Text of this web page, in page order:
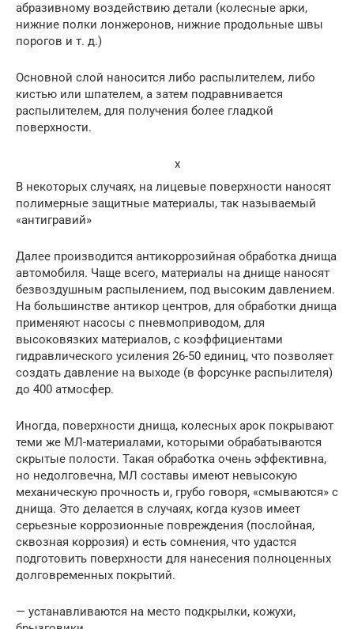
абразивному воздействию детали (колесные арки,
нижние полки лонжеронов, нижние продольные швы
порогов и т. д.)
Основной слой наносится либо распылителем, либо
кистью или шпателем, а затем подравнивается
распылителем, для получения более гладкой
поверхности.
x
В некоторых случаях, на лицевые поверхности наносят
полимерные защитные материалы, так называемый
«антигравий»
Далее производится антикоррозийная обработка днища
автомобиля. Чаще всего, материалы на днище наносят
безвоздушным распылением, под высоким давлением.
На большинстве антикор центров, для обработки днища
применяют насосы с пневмоприводом, для
высоковязких материалов, с коэффициентами
гидравлического усиления 26-50 единиц, что позволяет
создать давление на выходе (в форсунке распылителя)
до 400 атмосфер.
Иногда, поверхности днища, колесных арок покрывают
теми же МЛ-материалами, которыми обрабатываются
скрытые полости. Такая обработка очень эффективна,
но недолговечна, МЛ составы имеют невысокую
механическую прочность и, грубо говоря, «смываются» с
днища. Это делается в случаях, когда кузов имеет
серьезные коррозионные повреждения (послойная,
сквозная коррозия) и есть сомнения, что удастся
подготовить поверхности для нанесения полноценных
долговременных покрытий.
— устанавливаются на место подкрылки, кожухи,